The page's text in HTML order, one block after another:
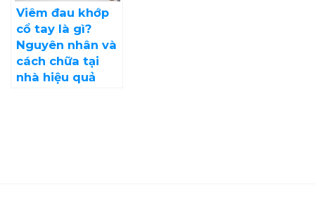
Viêm đau khớp
cổ tay là gì?
Nguyên nhân và
cách chữa tại
nhà hiệu quả